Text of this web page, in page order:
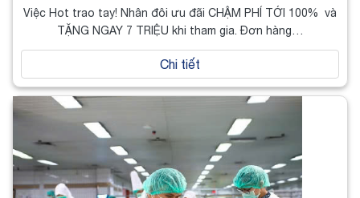
Việc Hot trao tay! Nhân đôi ưu đãi CHẬM PHÍ TỚI 100% và
TẶNG NGAY 7 TRIỆU khi tham gia. Đơn hàng…
Chi tiết